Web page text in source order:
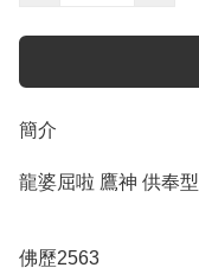
簡介
龍婆屈啦 鷹神 供奉型
佛歷2563